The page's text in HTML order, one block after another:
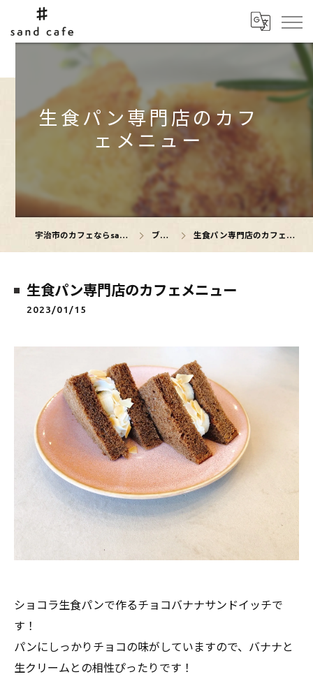
生食パン専門店のカフ
ェメニュー
宇治市のカフェならsand cafe ブログ 生食パン専門店のカフェメニュー
生食パン専門店のカフェメニュー
2023/01/15
ショコラ生食パンで作るチョコバナナサンドイッチで
す！
パンにしっかりチョコの味がしていますので、バナナと
生クリームとの相性ぴったりです！